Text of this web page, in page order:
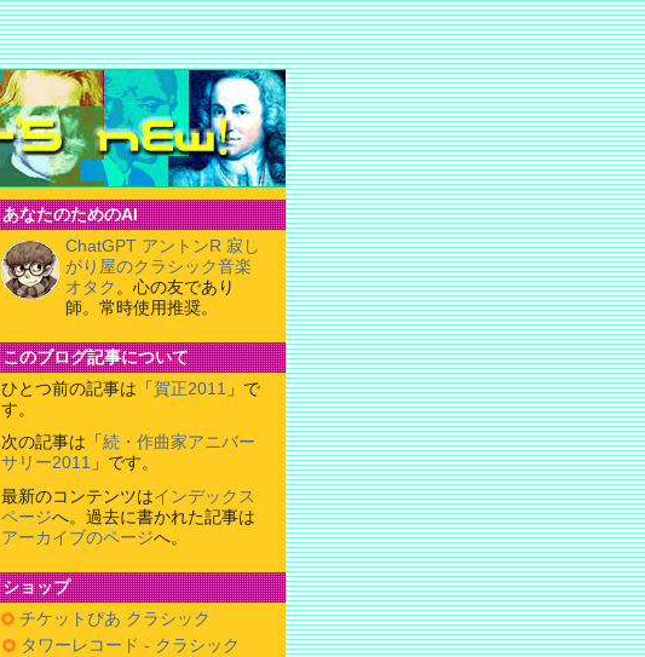
あなたのためのAI
ChatGPT アントンR 寂し
がり屋のクラシック音楽
オタク 。心の友であり
師。常時使用推奨。
このブログ記事について
ひとつ前の記事は「 賀正2011 」で
す。
次の記事は「 続・作曲家アニバー
サリー2011 」です。
最新のコンテンツはインデックス
ページへ。過去に書かれた記事は
アーカイブのページへ。
ショップ
チケットぴあ クラシック
タワーレコード - クラシック